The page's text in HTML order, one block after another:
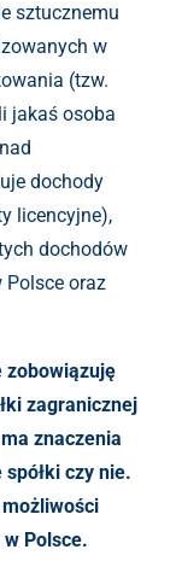
sztucznemu
w
(tzw.
jakaś osoba
dochody
licencyjne),
dochodów
Polsce oraz
zobowiązuję
zagranicznej
znaczenia
spółki czy nie.
Polsce.